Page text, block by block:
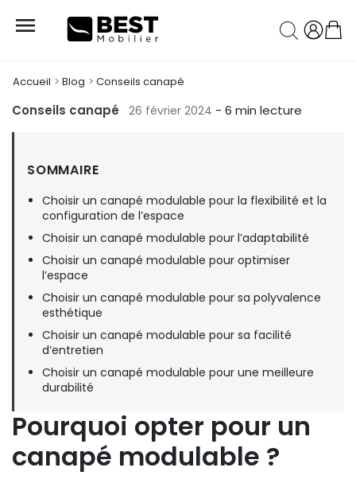

Accueil Blog Conseils canapé
Conseils canapé 26 février 2024 - 6 min lecture
SOMMAIRE
Choisir un canapé modulable pour la flexibilité et la
configuration de l’espace
Choisir un canapé modulable pour l’adaptabilité
Choisir un canapé modulable pour optimiser
l’espace
Choisir un canapé modulable pour sa polyvalence
esthétique
Choisir un canapé modulable pour sa facilité
d’entretien
Choisir un canapé modulable pour une meilleure
durabilité
Pourquoi opter pour un
canapé modulable ?